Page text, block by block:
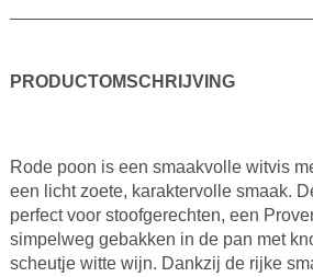
PRODUCTOMSCHRIJVING
Rode poon is een smaakvolle witvis
een licht zoete, karaktervolle smaak.
perfect voor stoofgerechten, een
simpelweg gebakken in de pan met
scheutje witte wijn. Dankzij de rijke